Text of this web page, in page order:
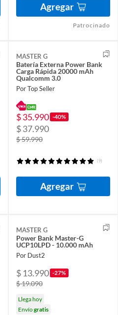
Agregar
Patrocinado
MASTER G
Batería Externa Power Bank
Carga Rápida 20000 mAh
Qualcomm 3.0
Por Top Seller
$ 35.990 -40%
$ 37.990
$ 59.990
(9)
Agregar
MASTER G
Power Bank Master-G
UCP10LPD - 10.000 mAh
Por Dust2
$ 13.990 -27%
$ 19.090
Llega hoy
Envíogratis